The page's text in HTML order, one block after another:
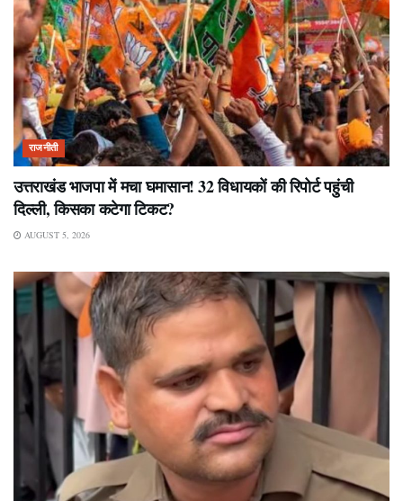
राजनीती
उत्तराखंड भाजपा में मचा घमासान! 32 विधायकों की रिपोर्ट पहुंची
दिल्ली, किसका कटेगा टिकट?
AUGUST 5, 2026